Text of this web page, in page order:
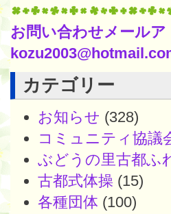
お問い合わせメールア
カテゴリー
お知らせ (328)
コミュニティ協議
ぶどうの里古都ふ
古都式体操 (15)
各種団体 (100)